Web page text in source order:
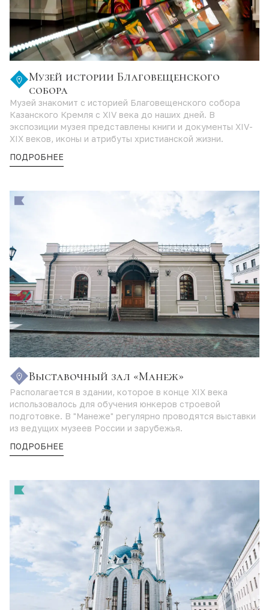
Музей истории Благовещенского
собора
Музей знакомит с историей Благовещенского собора
Казанского Кремля с XIV века до наших дней. В
экспозиции музея представлены книги и документы XIV-
XIX веков, иконы и атрибуты христианской жизни.
ПОДРОБНЕЕ
Выставочный зал «Манеж»
Располагается в здании, которое в конце XIX века
использовалось для обучения юнкеров строевой
подготовке. В "Манеже" регулярно проводятся выставки
из ведущих музеев России и зарубежья.
ПОДРОБНЕЕ